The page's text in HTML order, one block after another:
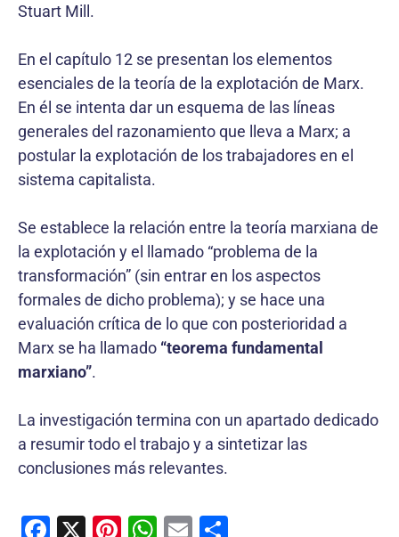
Stuart Mill.
En el capítulo 12 se presentan los elementos
esenciales de la teoría de la explotación de Marx.
En él se intenta dar un esquema de las líneas
generales del razonamiento que lleva a Marx; a
postular la explotación de los trabajadores en el
sistema capitalista.
Se establece la relación entre la teoría marxiana de
la explotación y el llamado “problema de la
transformación” (sin entrar en los aspectos
formales de dicho problema); y se hace una
evaluación crítica de lo que con posterioridad a
Marx se ha llamado “teorema fundamental
marxiano”.
La investigación termina con un apartado dedicado
a resumir todo el trabajo y a sintetizar las
conclusiones más relevantes.
F X Pi W E